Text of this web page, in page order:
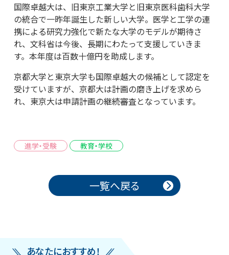
国際卓越大は、旧東京工業大学と旧東京医科歯科大学
の統合で一昨年誕生した新しい大学。医学と工学の連
携による研究力強化で新たな大学のモデルが期待さ
れ、文科省は今後、長期にわたって支援していきま
す。本年度は百数十億円を助成します。
京都大学と東京大学も国際卓越大の候補として認定を
受けていますが、京都大は計画の磨き上げを求めら
れ、東京大は申請計画の継続審査となっています。
進学・受験 教育・学校
投稿ナビゲーション 一覧へ戻る
あなたにおすすめ！